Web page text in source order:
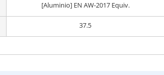
[Aluminio] EN AW-2017 Equiv.
37.5